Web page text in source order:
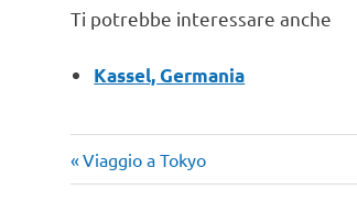
Ti potrebbe interessare anche
Kassel, Germania
Navigazione
Articolo
precedente:
Viaggio a Tokyo